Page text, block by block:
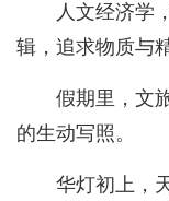
人文经济学
辑，追求物质与
假期里，文
的生动写照。
华灯初上，